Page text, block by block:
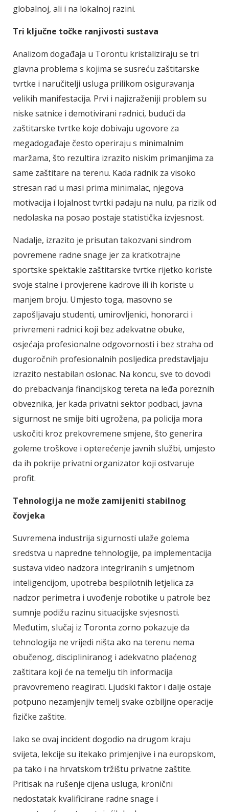
globalnoj, ali i na lokalnoj razini.
Tri ključne točke ranjivosti sustava
Analizom događaja u Torontu kristaliziraju se tri
glavna problema s kojima se susreću zaštitarske
tvrtke i naručitelji usluga prilikom osiguravanja
velikih manifestacija. Prvi i najizraženiji problem su
niske satnice i demotivirani radnici, budući da
zaštitarske tvrtke koje dobivaju ugovore za
megadogađaje često operiraju s minimalnim
maržama, što rezultira izrazito niskim primanjima za
same zaštitare na terenu. Kada radnik za visoko
stresan rad u masi prima minimalac, njegova
motivacija i lojalnost tvrtki padaju na nulu, pa rizik od
nedolaska na posao postaje statistička izvjesnost.
Nadalje, izrazito je prisutan takozvani sindrom
povremene radne snage jer za kratkotrajne
sportske spektakle zaštitarske tvrtke rijetko koriste
svoje stalne i provjerene kadrove ili ih koriste u
manjem broju. Umjesto toga, masovno se
zapošljavaju studenti, umirovljenici, honorarci i
privremeni radnici koji bez adekvatne obuke,
osjećaja profesionalne odgovornosti i bez straha od
dugoročnih profesionalnih posljedica predstavljaju
izrazito nestabilan oslonac. Na koncu, sve to dovodi
do prebacivanja financijskog tereta na leđa poreznih
obveznika, jer kada privatni sektor podbaci, javna
sigurnost ne smije biti ugrožena, pa policija mora
uskočiti kroz prekovremene smjene, što generira
goleme troškove i opterećenje javnih službi, umjesto
da ih pokrije privatni organizator koji ostvaruje
profit.
Tehnologija ne može zamijeniti stabilnog
čovjeka
Suvremena industrija sigurnosti ulaže golema
sredstva u napredne tehnologije, pa implementacija
sustava video nadzora integriranih s umjetnom
inteligencijom, upotreba bespilotnih letjelica za
nadzor perimetra i uvođenje robotike u patrole bez
sumnje podižu razinu situacijske svjesnosti.
Međutim, slučaj iz Toronta zorno pokazuje da
tehnologija ne vrijedi ništa ako na terenu nema
obučenog, discipliniranog i adekvatno plaćenog
zaštitara koji će na temelju tih informacija
pravovremeno reagirati. Ljudski faktor i dalje ostaje
potpuno nezamjenjiv temelj svake ozbiljne operacije
fizičke zaštite.
Iako se ovaj incident dogodio na drugom kraju
svijeta, lekcije su itekako primjenjive i na europskom,
pa tako i na hrvatskom tržištu privatne zaštite.
Pritisak na rušenje cijena usluga, kronični
nedostatak kvalificirane radne snage i